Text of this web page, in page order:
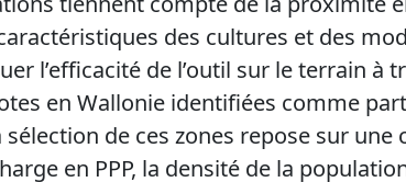
des cultures et des
l’efficacité de l’outil sur le terrain à
en Wallonie identifiées comme
de ces zones repose sur une
en PPP, la densité de la